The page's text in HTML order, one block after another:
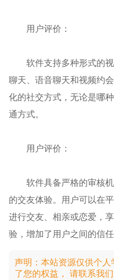
用户评价：
软件支持多种形式的视
聊天、语音聊天和视频约
化的社交方式，无论是哪
通方式。
用户评价：
软件具备严格的审核机
的交友体验。用户可以在
进行交友、相亲或恋爱，
验，增加了用户之间的信任
声明：本站资源仅供个
了您的权益， 请联系我们